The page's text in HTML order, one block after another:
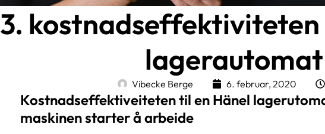
3. kostnadseffektiviteten
lagerautomat
Vibecke Berge 6. februar, 2020
Kostnadseffektiveiteten til en Hänel
maskinen starter å arbeide